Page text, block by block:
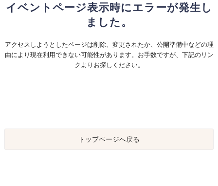
イベントページ表示時にエラーが発生し
ました。
アクセスしようとしたページは削除、変更されたか、公開準備中などの理
由により現在利用できない可能性があります。お手数ですが、下記のリン
クよりお探しください。
トップページへ戻る